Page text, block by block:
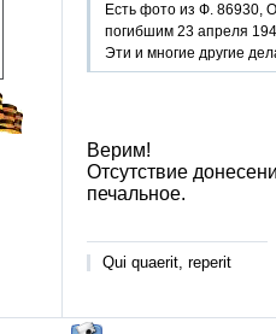
Есть фото из Ф. 86930,
погибшим 23 апреля
Эти и многие другие
Верим!
Отсутствие
печальное.
Qui quaerit, reperit